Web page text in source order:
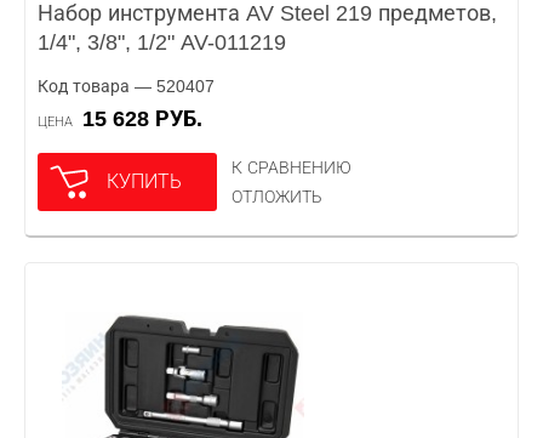
Набор инструмента AV Steel 219 предметов,
1/4", 3/8", 1/2" AV-011219
Код товара — 520407
ЦЕНА 15 628 РУБ.
КУПИТЬ
К СРАВНЕНИЮ
ОТЛОЖИТЬ